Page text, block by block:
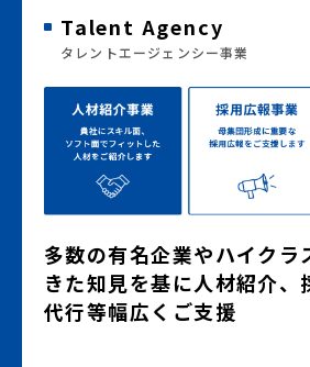
Talent Agency
タレントエージェンシー事業
多数の有名企業やハイクラ
きた知見を基に人材紹介、
代行等幅広くご支援